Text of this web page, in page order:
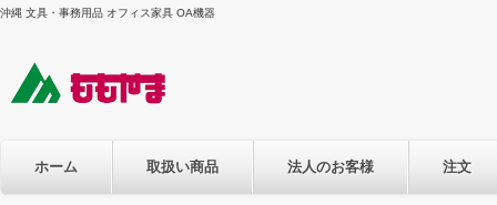
沖縄 文具・事務用品 オフィス家具 OA機器
ホーム 取扱い商品 法人のお客様 注文